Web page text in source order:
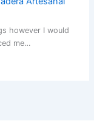
however I would
me…